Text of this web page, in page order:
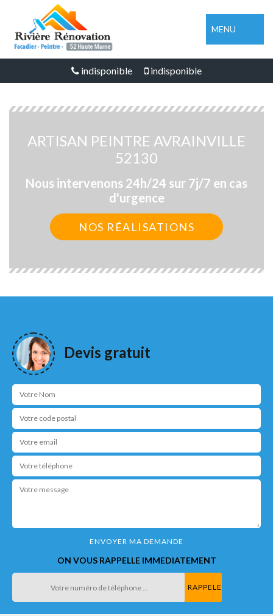
MENU
indisponible indisponible
ARTISAN PEINTRE AVRAINVILLE
52130
Nous intervenons 24h/24 sur 7j/7 en cas
d'urgence
NOS RÉALISATIONS
Devis gratuit
ON VOUS RAPPELLE IMMEDIATEMENT